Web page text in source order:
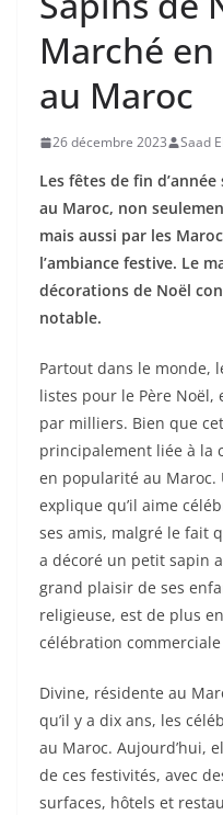
Marché
au Maroc
26 décembre 2023 Saad
Les fêtes de fin
au Maroc, non
mais aussi par les
l’ambiance festive. Le
décorations de Noël
notable.
Partout dans le monde,
listes pour le Père Noël,
par milliers. Bien que
principalement liée à la
en popularité au
explique qu’il aime
ses amis, malgré le fait
a décoré un petit sapin
grand plaisir de ses
religieuse, est de plus
célébration
Divine, résidente au
qu’il y a dix ans, les
au Maroc. Aujourd’hui,
de ces festivités, avec
surfaces, hôtels et